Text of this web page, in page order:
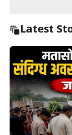
Latest